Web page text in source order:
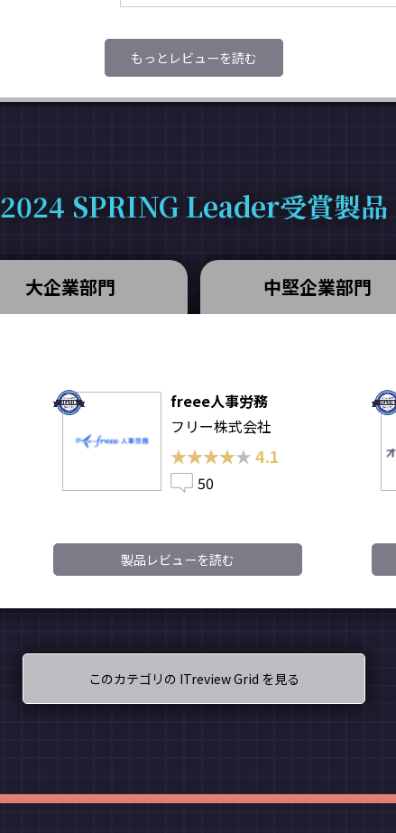
もっとレビューを読む
2024 SPRING Leader受賞製品
大企業部門 中堅企業部門
freee人事労務
フリー株式会社
★★★★★
★★★★★4.1
50
製品レビューを読む
このカテゴリの ITreview Grid を見る